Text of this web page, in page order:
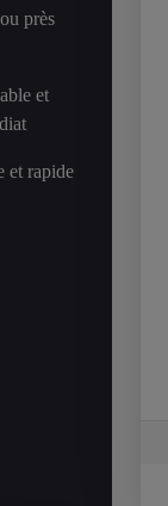
près
et
et rapide